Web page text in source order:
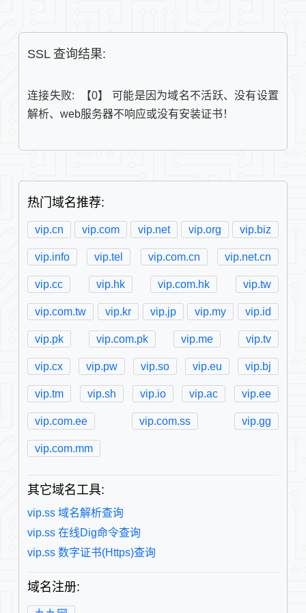
SSL 查询结果:
连接失败:  【0】 可能是因为域名不活跃、没有设置
解析、web服务器不响应或没有安装证书！
热门域名推荐:
vip.cn vip.com vip.net vip.org vip.biz
vip.info vip.tel vip.com.cn vip.net.cn
vip.cc vip.hk vip.com.hk vip.tw
vip.com.tw vip.kr vip.jp vip.my vip.id
vip.pk vip.com.pk vip.me vip.tv
vip.cx vip.pw vip.so vip.eu vip.bj
vip.tm vip.sh vip.io vip.ac vip.ee
vip.com.ee vip.com.ss vip.gg
vip.com.mm
其它域名工具:
vip.ss 域名解析查询
vip.ss 在线Dig命令查询
vip.ss 数字证书(Https)查询
域名注册: